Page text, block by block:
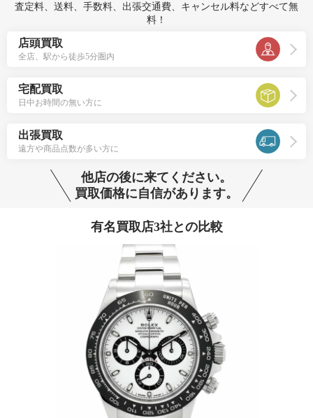
査定料、送料、手数料、出張交通費、キャンセル料などすべて無
料！
店頭買取
全店、駅から徒歩5分圏内
宅配買取
日中お時間の無い方に
出張買取
遠方や商品点数が多い方に
他店の後に来てください。
買取価格に自信があります。
有名買取店3社との比較